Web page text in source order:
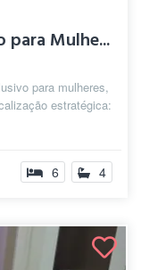
para Mulhe...
para mulheres,
estratégica:
6 4